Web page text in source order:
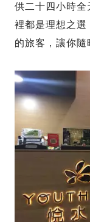
供二十四小時全
裡都是理想之選
的旅客，讓你隨